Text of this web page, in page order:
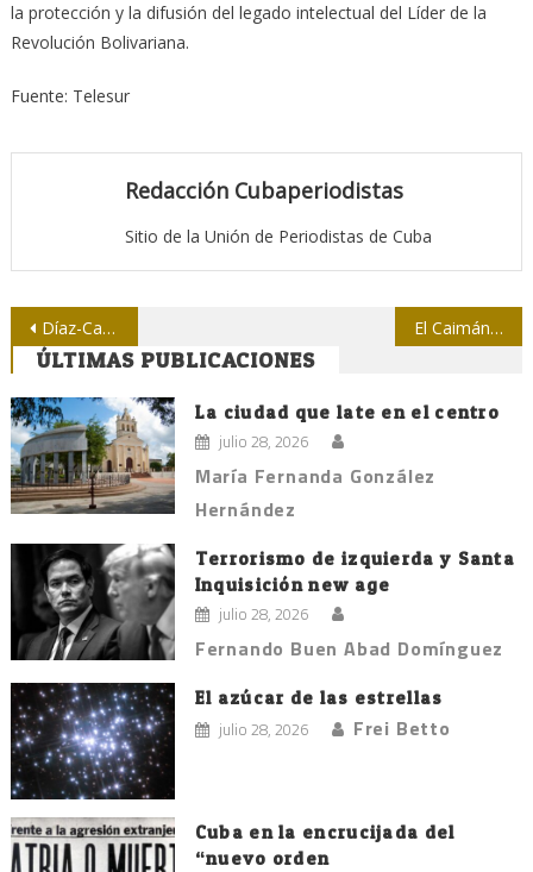
la protección y la difusión del legado intelectual del Líder de la
Revolución Bolivariana.
Fuente: Telesur
Redacción Cubaperiodistas
Sitio de la Unión de Periodistas de Cuba
Navegación
de
entradas
Díaz-Canel en Villa Clara: “El periodismo se tiene que parecer al pueblo” El Caimán Barbudo, de fiesta por su media rueda
ÚLTIMAS PUBLICACIONES
La ciudad que late en el centro
julio 28, 2026
María Fernanda González
Hernández
Terrorismo de izquierda y Santa
Inquisición new age
julio 28, 2026
Fernando Buen Abad Domínguez
El azúcar de las estrellas
julio 28, 2026 Frei Betto
Cuba en la encrucijada del
“nuevo orden